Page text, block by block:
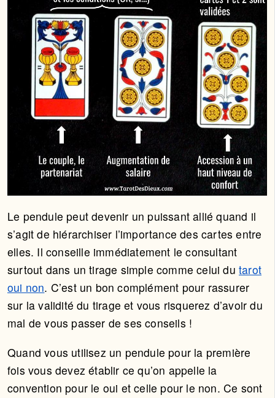
Le pendule peut devenir un puissant allié quand il
s’agit de hiérarchiser l’importance des cartes entre
elles. Il conseille immédiatement le consultant
surtout dans un tirage simple comme celui dutarot
oui non. C’est un bon complément pour rassurer
sur la validité du tirage et vous risquerez d’avoir du
mal de vous passer de ses conseils !
Quand vous utilisez un pendule pour la première
fois vous devez établir ce qu’on appelle la
convention pour le oui et celle pour le non. Ce sont